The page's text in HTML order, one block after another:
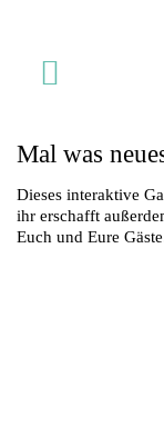
Mal was
Dieses interaktive
ihr erschafft
Euch und Eure